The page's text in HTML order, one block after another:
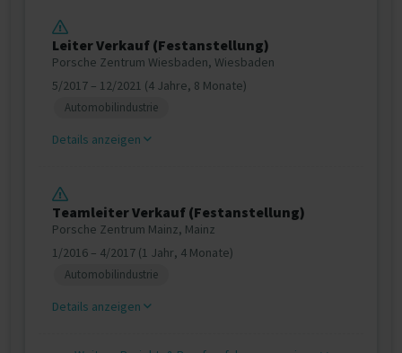
Leiter Verkauf (Festanstellung)
Porsche Zentrum Wiesbaden, Wiesbaden
5/2017 – 12/2021 (4 Jahre, 8 Monate)
Automobilindustrie
Details anzeigen
Teamleiter Verkauf (Festanstellung)
Porsche Zentrum Mainz, Mainz
1/2016 – 4/2017 (1 Jahr, 4 Monate)
Automobilindustrie
Details anzeigen